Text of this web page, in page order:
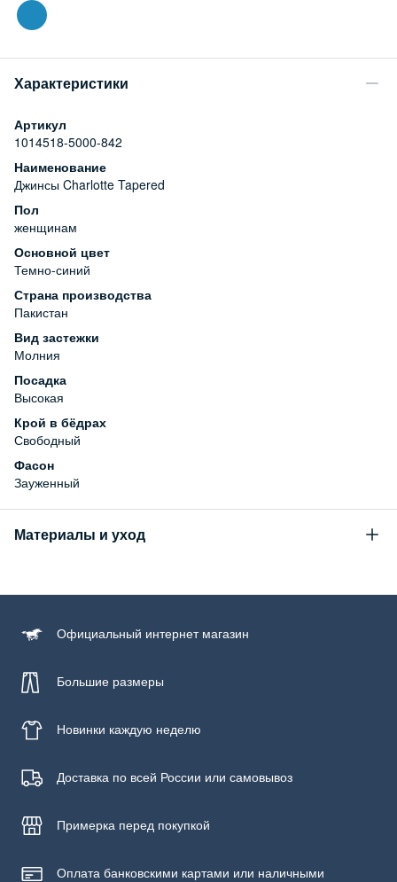
Характеристики
Артикул
1014518-5000-842
Наименование
Джинсы Charlotte Tapered
Пол
женщинам
Основной цвет
Темно-синий
Страна производства
Пакистан
Вид застежки
Молния
Посадка
Высокая
Крой в бёдрах
Свободный
Фасон
Зауженный
Материалы и уход
99% хлопок, 1% эластан
Бережная стирка при температуре не более 30С, химчистка
запрещена, гладить при низкой температуре до 110С
Официальный интернет магазин
Большие размеры
Новинки каждую неделю
Доставка по всей России или самовывоз
Примерка перед покупкой
Оплата банковскими картами или наличными